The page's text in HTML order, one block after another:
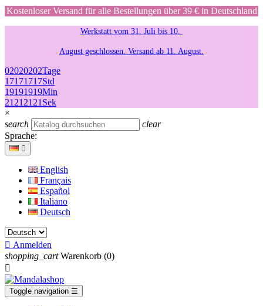
Kostenloser Versand für alle Bestellungen über 39 € in Deutschland
Werkstatt vom 31. Juli bis 10.
August geschlossen. Versand ab 11. August.
02020202Tage
17171717Std
19191919Min
21 21 21 21 Sek
×
search
clear
Sprache:

English
Français
Español
Italiano
Deutsch
 Anmelden
shopping_cart Warenkorb (0)

Toggle navigation ☰